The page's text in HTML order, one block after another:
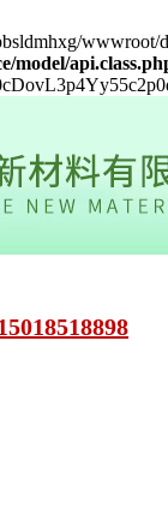
wwwroot/
model/